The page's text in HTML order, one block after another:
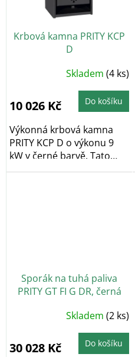
Krbová kamna PRITY KCP
D
Skladem (4 ks)
10 026 Kč Do košíku
Výkonná krbová kamna
PRITY KCP D o výkonu 9
kW v černé barvě. Tato
kamna skvěle...
Sporák na tuhá paliva
PRITY GT FI G DR, černá
Skladem (2 ks)
30 028 Kč Do košíku